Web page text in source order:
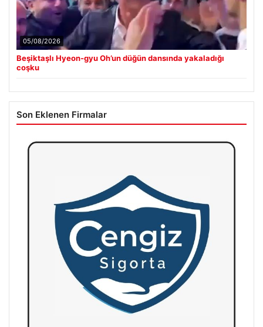
05/08/2026
Beşiktaşlı Hyeon-gyu Oh’un düğün dansında yakaladığı
coşku
Son Eklenen Firmalar